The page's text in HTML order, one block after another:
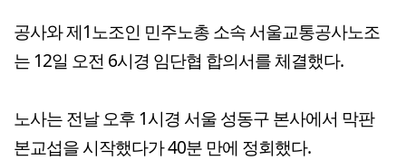
공사와 제1노조인 민주노총 소속 서울교통공사노조
는 12일 오전 6시경 임단협 합의서를 체결했다.
노사는 전날 오후 1시경 서울 성동구 본사에서 막판
본교섭을 시작했다가 40분 만에 정회했다.